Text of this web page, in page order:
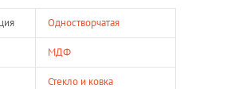
Одностворчатая
МДФ
Стекло и ковка